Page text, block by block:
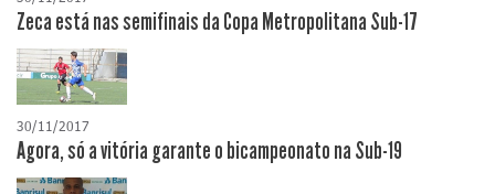
Zeca está nas semifinais da Copa Metropolitana Sub-17
30/11/2017
Agora, só a vitória garante o bicampeonato na Sub-19